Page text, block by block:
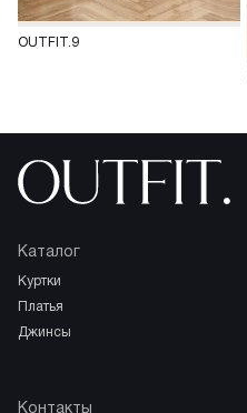
OUTFIT.9
Каталог
куртки
платья
джинсы
Контакты